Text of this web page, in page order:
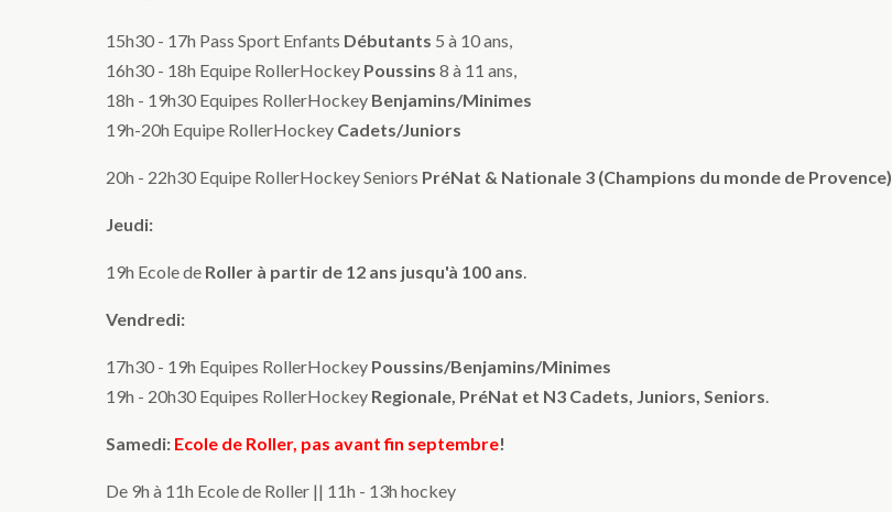
15h30 - 17h Pass Sport Enfants Débutants 5 à 10 ans,
16h30 - 18h Equipe RollerHockey Poussins 8 à 11 ans,
18h - 19h30 Equipes RollerHockey Benjamins/Minimes
19h-20h Equipe RollerHockey Cadets/Juniors
20h - 22h30 Equipe RollerHockey Seniors PréNat & Nationale 3 (Champions du monde de Provence)
Jeudi:
19h Ecole de Roller à partir de 12 ans jusqu'à 100 ans
Vendredi:
17h30 - 19h Equipes RollerHockey Poussins/Benjamins/Minimes
19h - 20h30 Equipes RollerHockey Regionale, PréNat et N3 Cadets, Juniors, Seniors
Samedi: Ecole de Roller, pas avant fin septembre!
De 9h à 11h Ecole de Roller || 11h - 13h hockey